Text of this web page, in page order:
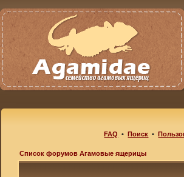
FAQ •Поиск •
Список форумов Агамовые ящерицы